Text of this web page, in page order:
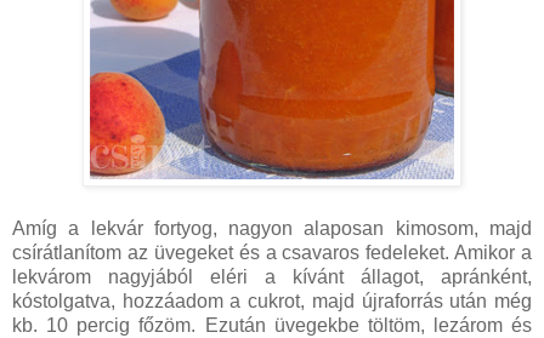
Amíg a lekvár fortyog, nagyon alaposan kimosom, majd
csírátlanítom az üvegeket és a csavaros fedeleket. Amikor a
lekvárom nagyjából eléri a kívánt állagot, apránként,
kóstolgatva, hozzáadom a cukrot, majd újraforrás után még
kb. 10 percig főzöm. Ezután üvegekbe töltöm, lezárom és